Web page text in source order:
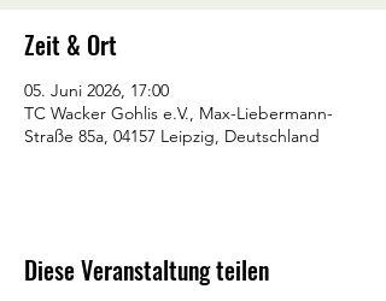
Zeit & Ort
05. Juni 2026, 17:00
TC Wacker Gohlis e.V., Max-Liebermann-
Straße 85a, 04157 Leipzig, Deutschland
Diese Veranstaltung teilen